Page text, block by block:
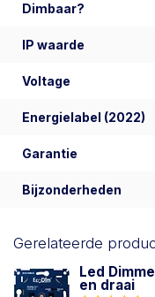
Dimbaar?
IP waarde
Voltage
Energielabel (2022)
Garantie
Bijzonderheden
Gerelateerde
Led
en draai